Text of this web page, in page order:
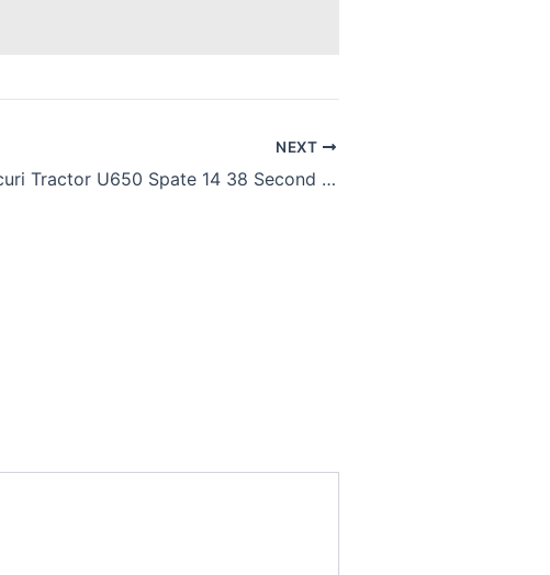
NEXT
Cauciucuri Tractor U650 Spate 14 38 Second Hand – Solutie Economica